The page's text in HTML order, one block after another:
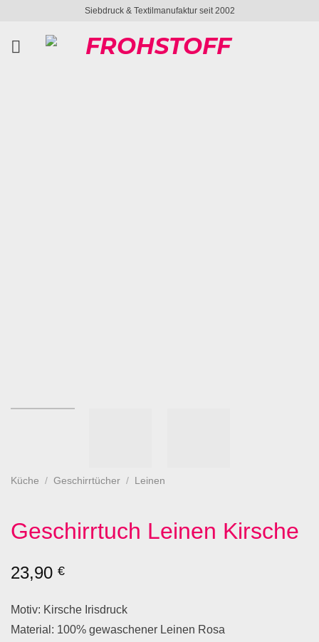
springen
Siebdruck & Textilmanufaktur seit 2002
Küche / Geschirrtücher / Leinen
Geschirrtuch Leinen Kirsche
23,90 €
Motiv: Kirsche Irisdruck
Material: 100% gewaschener Leinen Rosa